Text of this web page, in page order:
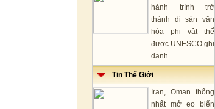
hành trình trở
thành di sản văn
hóa phi vật thể
được UNESCO ghi
danh
Tin Thế Giới
Iran, Oman thống
nhất mở eo biển